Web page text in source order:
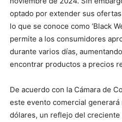
optado por extender sus
lo que se conoce como ‘Black
permite a los consumidores
durante varios días,
encontrar productos a precios
De acuerdo con la Cámara de
este evento comercial generará
dólares, un reflejo del